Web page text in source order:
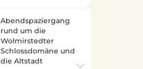
Abendspaziergang
rund um die
Wolmirstedter
Schlossdomäne und
die Altstadt